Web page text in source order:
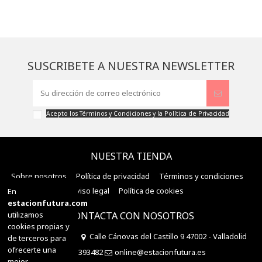
SUSCRIBETE A NUESTRA NEWSLETTER
Acepto losTérminos y Condicionesy la Política de Privacidad
NUESTRA TIENDA
Sobre nosotros Política de privacidad
Términos y condiciones
Aviso legal
Política de cookies
CONTACTA CON NOSOTROS
Estación Futura
Calle Cánovas del Castillo 9 47002 - Valladolid
983393482
online@estacionfutura.es
En
estacionfutura.com
utilizamos
cookies propias y
de terceros para
ofrecerte una